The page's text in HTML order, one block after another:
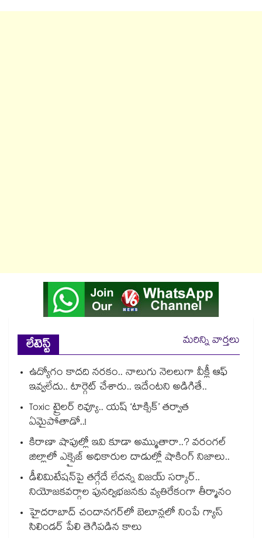
లేటెస్ట్
మరిన్ని వార్తలు
ఉద్యోగం కాదది నరకం.. నాలుగు నెలలుగా వీక్లీ ఆఫ్
ఇవ్వలేదు.. టార్గెట్ చేశారు.. ఇదేంటని అడిగితే..
Toxic ట్రైలర్ రివ్యూ.. యష్ ‘టాక్సిక్’ తర్వాత
ఏమైపోతాడో..!
కిరాణా షాపుల్లో ఇవి కూడా అమ్ముతారా..? వరంగల్
జిల్లాలో ఎక్సైజ్ అధికారుల దాడుల్లో షాకింగ్ నిజాలు..
డీలిమిటేషన్‎పై తగ్గేదే లేదన్న విజయ్ సర్కార్..
నియోజకవర్గాల పునర్విభజనకు వ్యతిరేకంగా తీర్మానం
హైదరాబాద్⁪ చందానగర్⁫లో బెలూన్లలో నింపే గ్యాస్
సిలిండర్ పేలి తెగిపడిన కాలు